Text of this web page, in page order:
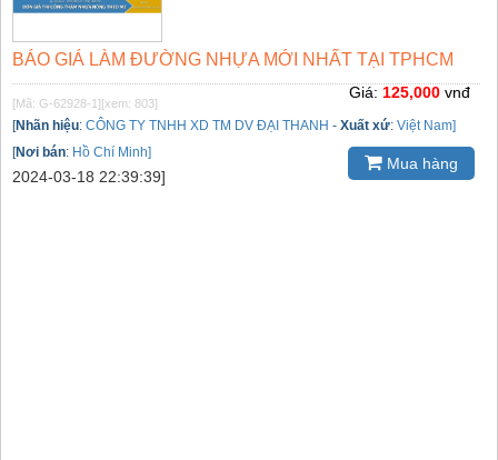
BÁO GIÁ LÀM ĐƯỜNG NHỰA MỚI NHẤT TẠI TPHCM
[Mã: G-62928-1][xem: 803]
[Nhãn hiệu: CÔNG TY TNHH XD TM DV ĐẠI THANH - Xuất xứ: Việt Nam]
[Nơi bán: Hồ Chí Minh]
2024-03-18 22:39:39]
Giá: 125,000 vnđ
Mua hàng